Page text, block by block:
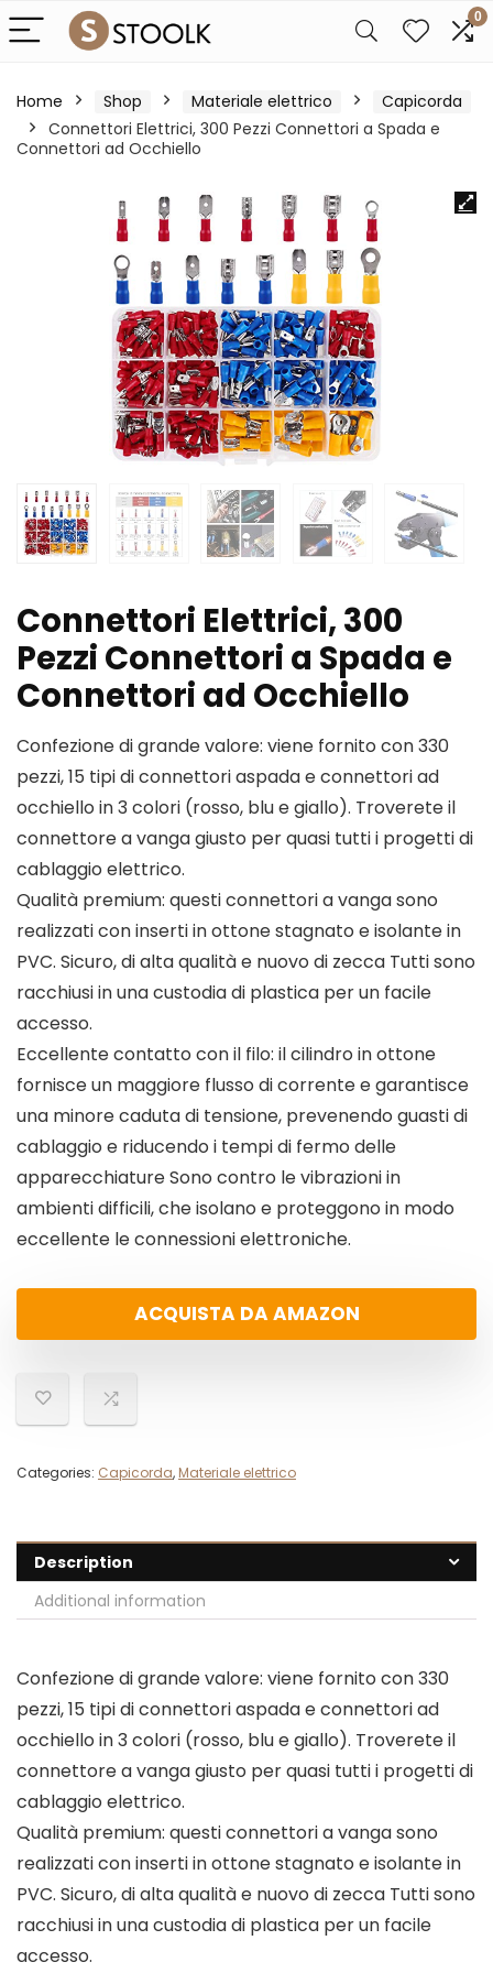
0
Home Shop Materiale elettrico
Capicorda
Connettori Elettrici, 300 Pezzi Connettori a Spada e
Connettori ad Occhiello
Connettori Elettrici, 300
Pezzi Connettori a Spada e
Connettori ad Occhiello
Confezione di grande valore: viene fornito con 330
pezzi, 15 tipi di connettori aspada e connettori ad
occhiello in 3 colori (rosso, blu e giallo). Troverete il
connettore a vanga giusto per quasi tutti i progetti di
cablaggio elettrico.
Qualità premium: questi connettori a vanga sono
realizzati con inserti in ottone stagnato e isolante in
PVC. Sicuro, di alta qualità e nuovo di zecca Tutti sono
racchiusi in una custodia di plastica per un facile
accesso.
Eccellente contatto con il filo: il cilindro in ottone
fornisce un maggiore flusso di corrente e garantisce
una minore caduta di tensione, prevenendo guasti di
cablaggio e riducendo i tempi di fermo delle
apparecchiature Sono contro le vibrazioni in
ambienti difficili, che isolano e proteggono in modo
eccellente le connessioni elettroniche.
ACQUISTA DA AMAZON
Categories: Capicorda, Materiale elettrico
Description
Additional information
Confezione di grande valore: viene fornito con 330
pezzi, 15 tipi di connettori aspada e connettori ad
occhiello in 3 colori (rosso, blu e giallo). Troverete il
connettore a vanga giusto per quasi tutti i progetti di
cablaggio elettrico.
Qualità premium: questi connettori a vanga sono
realizzati con inserti in ottone stagnato e isolante in
PVC. Sicuro, di alta qualità e nuovo di zecca Tutti sono
racchiusi in una custodia di plastica per un facile
accesso.